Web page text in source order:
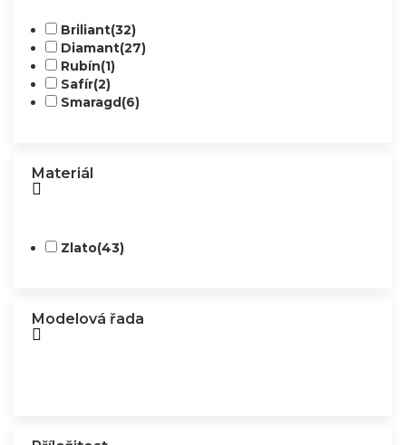
Briliant(32)
Diamant(27)
Rubín(1)
Safír(2)
Smaragd(6)
Materiál
Zlato(43)
Modelová řada